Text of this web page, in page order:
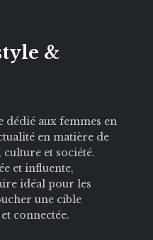
&
dédié aux femmes en
en matière de
et société.
et influente,
idéal pour les
une cible
connectée.